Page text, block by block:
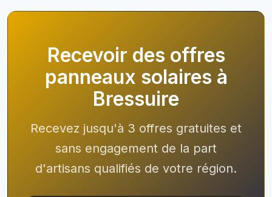
Recevoir des offres
panneaux solaires à
Bressuire
Recevez jusqu'à 3 offres gratuites et
sans engagement de la part
d'artisans qualifiés de votre région.